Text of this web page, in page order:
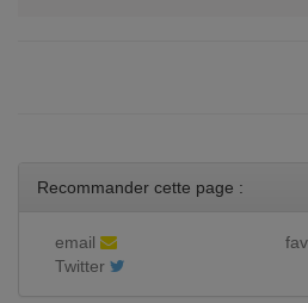
Recommander cette page :
email
Twitter